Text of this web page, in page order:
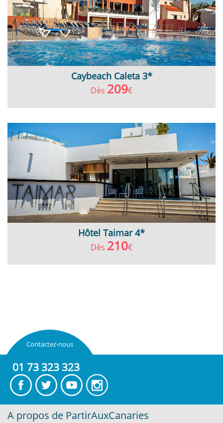
Caybeach Caleta 3*
Dès 209€
Hôtel Taimar 4*
Dès 210€
Contactez-nous
01 73 323 323
A propos de PartirAuxCanaries